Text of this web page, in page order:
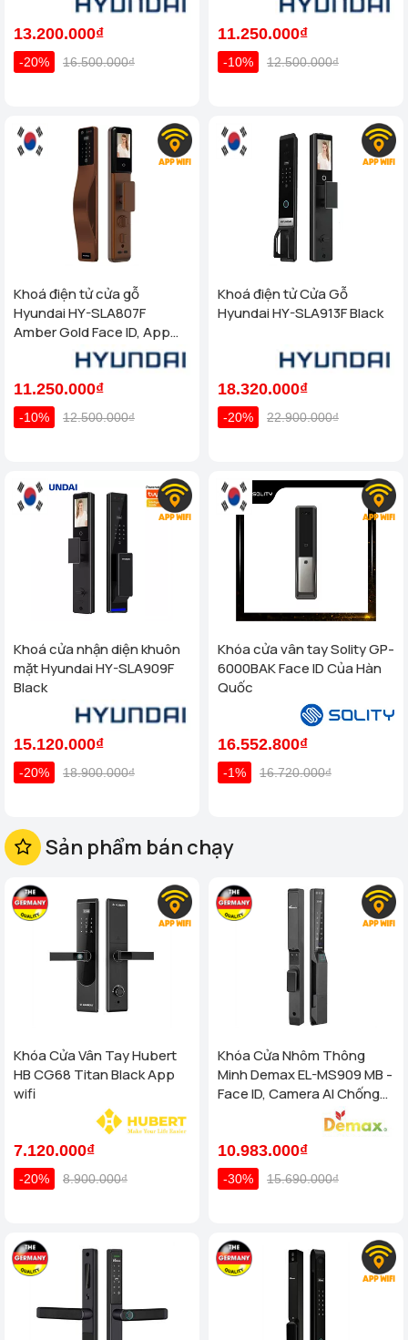
13.200.000₫
-20% 16.500.000₫
11.250.000₫
-10% 12.500.000₫
Khoá điện tử cửa gỗ
Hyundai HY-SLA807F
Amber Gold Face ID, App
11.250.000₫
-10% 12.500.000₫
Khoá điện tử Cửa Gỗ
Hyundai HY-SLA913F Black
18.320.000₫
-20% 22.900.000₫
Khoá cửa nhận diện khuôn
mặt Hyundai HY-SLA909F
Black
15.120.000₫
-20% 18.900.000₫
Khóa cửa vân tay Solity GP-
6000BAK Face ID Của Hàn
Quốc
16.552.800₫
-1% 16.720.000₫
Sản phẩm bán chạy
Khóa Cửa Vân Tay Hubert
HB CG68 Titan Black App
wifi
7.120.000₫
-20% 8.900.000₫
Khóa Cửa Nhôm Thông
Minh Demax EL-MS909 MB -
Face ID, Camera AI Chống
Nước IP66 Cho Cửa Nhôm
10.983.000₫
-30% 15.690.000₫